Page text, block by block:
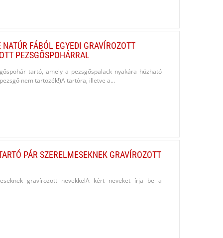
FÁBÓL EGYEDI GRAVÍROZOTT
PEZSGŐSPOHÁRRAL
tartó, amely a pezsgőspalack nyakára húzható
nem tartozék!)A tartóra, illetve a...
PÁR SZERELMESEKNEK GRAVÍROZOTT
gravírozott nevekkelA kért neveket írja be a